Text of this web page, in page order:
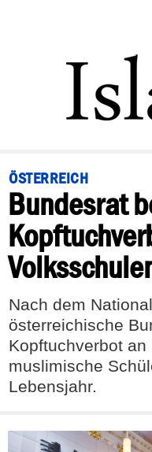
POLITIK
PANORAMA
RECHT
FEUILLETON
DEBATTE
ÖSTERREICH
Bundesrat
Nach dem
österreichische
Kopftuchverbot
muslimische
Lebensjahr.